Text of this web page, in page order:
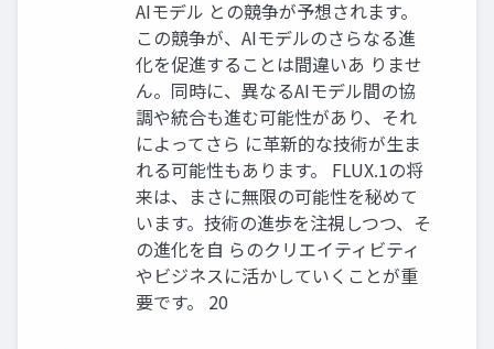
AIモデル との競争が予想されます。
この競争が、AIモデルのさらなる進
化を促進することは間違いあ りませ
ん。同時に、異なるAIモデル間の協
調や統合も進む可能性があり、それ
によってさら に革新的な技術が生ま
れる可能性もあります。 FLUX.1の将
来は、まさに無限の可能性を秘めて
います。技術の進歩を注視しつつ、そ
の進化を自 らのクリエイティビティ
やビジネスに活かしていくことが重
要です。 20